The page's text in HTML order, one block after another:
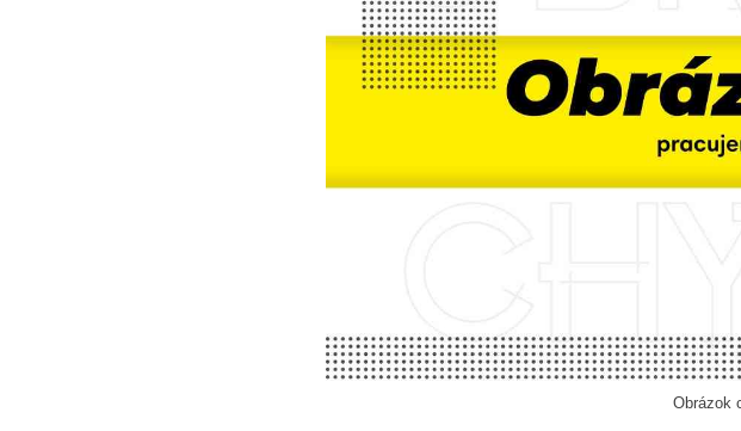
Obrázok